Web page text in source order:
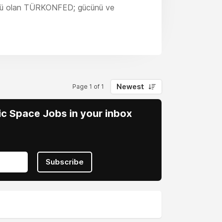
olan TÜRKONFED; gücünü ve
Page 1 of 1 Newest
Space Jobs in your inbox
Subscribe